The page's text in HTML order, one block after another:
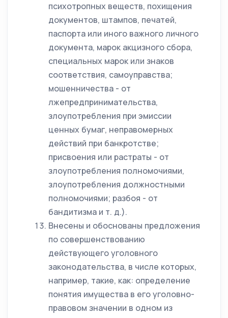
психотропных веществ, похищения
документов, штампов, печатей,
паспорта или иного важного личного
документа, марок акцизного сбора,
специальных марок или знаков
соответствия, самоуправства;
мошенничества - от
лжепредпринимательства,
злоупотребления при эмиссии
ценных бумаг, неправомерных
действий при банкротстве;
присвоения или растраты - от
злоупотребления полномочиями,
злоупотребления должностными
полномочиями; разбоя - от
бандитизма и т. д.).
Внесены и обоснованы предложения
по совершенствованию
действующего уголовного
законодательства, в числе которых,
например, такие, как: определение
понятия имущества в его уголовно-
правовом значении в одном из